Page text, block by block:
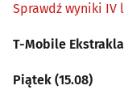
Sprawdź wyniki IV
T-Mobile
Piątek (15.08)